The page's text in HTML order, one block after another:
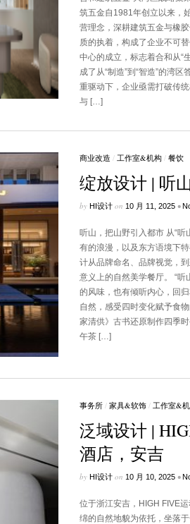
筑五金自1981年创立以来，
营理念，深耕建筑五金与橡
质的执着，构成了企业不可
中心的成立，标志着合和从“
成了从“制造”到“智造”的湾
重驱动下，企业亟需打破传
与 […]
商业改造 / 工作室&机构/ 餐饮
绽放设计 | 听
by HI设计on 10 月 11, 2025 •
听山，把山野引入都市 从“听
有的浪漫，以及东方语境下
计从品牌命名、品牌视觉，
意义上的自然美学餐厅。 “听
的风味，也有倾听内心，回
自然，感受四时变化赋予食
家清供》古书还原制作四季
午茶 […]
事务所/ 家具&软饰/ 工作室&
泛域设计 |
酒店，安吉
by HI设计on 10 月 10, 2025 •
位于浙江安吉，HIGH FIVE
绵的自然地貌为依托，坐落